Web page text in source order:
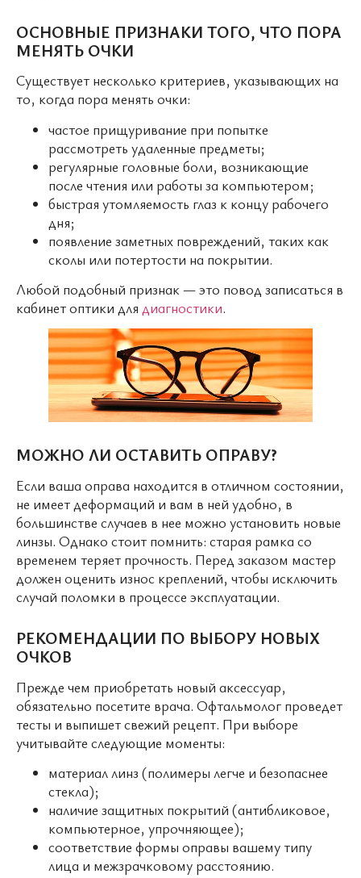
ОСНОВНЫЕ ПРИЗНАКИ ТОГО, ЧТО ПОРА
МЕНЯТЬ ОЧКИ
Существует несколько критериев, указывающих на
то, когда пора менять очки:
частое прищуривание при попытке
рассмотреть удаленные предметы;
регулярные головные боли, возникающие
после чтения или работы за компьютером;
быстрая утомляемость глаз к концу рабочего
дня;
появление заметных повреждений, таких как
сколы или потертости на покрытии.
Любой подобный признак — это повод записаться в
кабинет оптики для диагностики.
МОЖНО ЛИ ОСТАВИТЬ ОПРАВУ?
Если ваша оправа находится в отличном состоянии,
не имеет деформаций и вам в ней удобно, в
большинстве случаев в нее можно установить новые
линзы. Однако стоит помнить: старая рамка со
временем теряет прочность. Перед заказом мастер
должен оценить износ креплений, чтобы исключить
случай поломки в процессе эксплуатации.
РЕКОМЕНДАЦИИ ПО ВЫБОРУ НОВЫХ
ОЧКОВ
Прежде чем приобретать новый аксессуар,
обязательно посетите врача. Офтальмолог проведет
тесты и выпишет свежий рецепт. При выборе
учитывайте следующие моменты:
материал линз (полимеры легче и безопаснее
стекла);
наличие защитных покрытий (антибликовое,
компьютерное, упрочняющее);
соответствие формы оправы вашему типу
лица и межзрачковому расстоянию.